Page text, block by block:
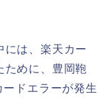
には、楽天カー
ために、豊岡鞄
ドエラーが発生